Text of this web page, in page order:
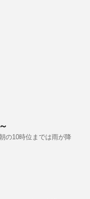
の10時位までは雨が降